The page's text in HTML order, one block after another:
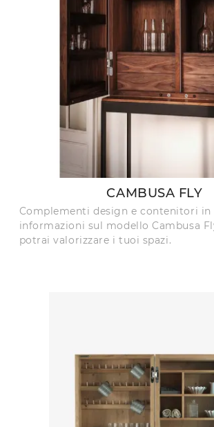
CAMBUSA FLY
Complementi design e contenitori
informazioni sul modello Cambusa
potrai valorizzare i tuoi spazi.